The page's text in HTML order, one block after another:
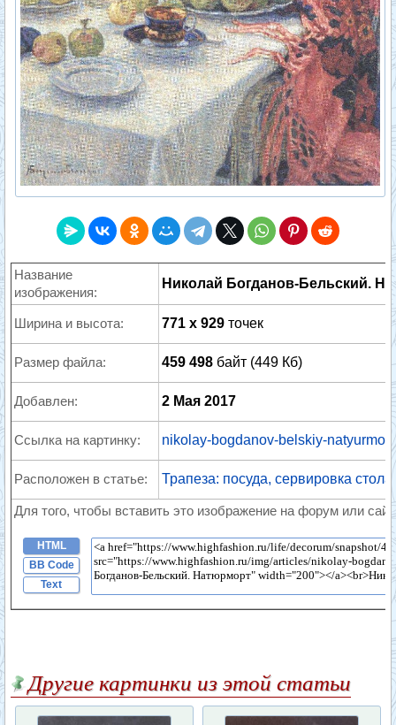
Название
изображения:
Николай Богданов-Бельский.
Ширина и высота: 771 x 929 точек
Размер файла: 459 498 байт (449 Кб)
Добавлен: 2 Мая 2017
Ссылка на картинку: nikolay-bogdanov-belskiy-
Расположен в статье: Трапеза: посуда, сервировка
Для того, чтобы вставить это изображение на форум или
HTML
BB Code
Text
Другие картинки из этой статьи